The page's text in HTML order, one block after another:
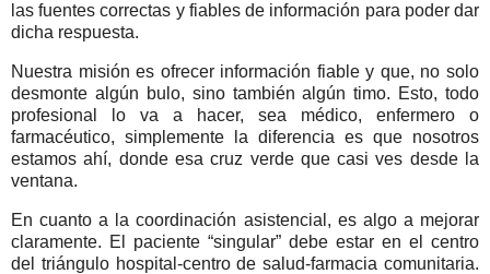
las fuentes correctas y fiables de información para poder dar
dicha respuesta.
Nuestra misión es ofrecer información fiable y que, no solo
desmonte algún bulo, sino también algún timo. Esto, todo
profesional lo va a hacer, sea médico, enfermero o
farmacéutico, simplemente la diferencia es que nosotros
estamos ahí, donde esa cruz verde que casi ves desde la
ventana.
En cuanto a la coordinación asistencial, es algo a mejorar
claramente. El paciente “singular” debe estar en el centro
del triángulo hospital-centro de salud-farmacia comunitaria.